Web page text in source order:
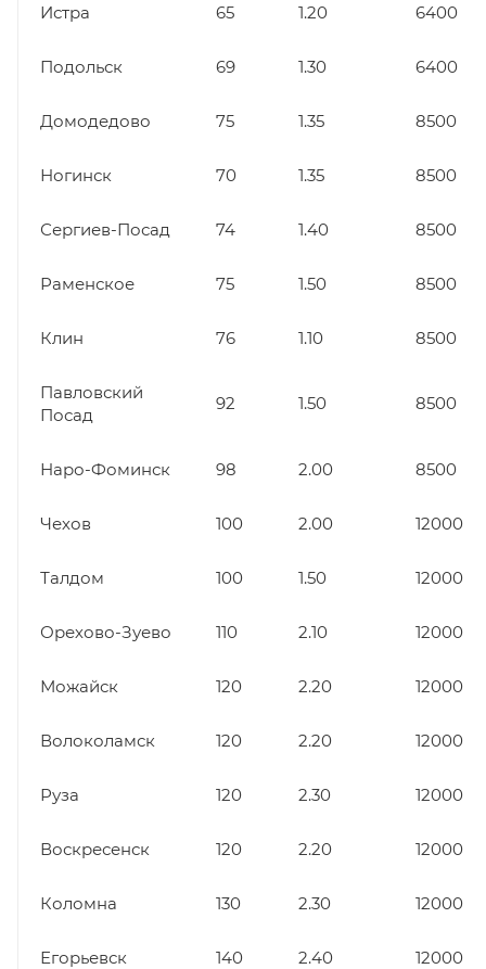
Истра 65 1.20 6400
Подольск 69 1.30 6400
Домодедово 75 1.35 8500
Ногинск 70 1.35 8500
Сергиев-Посад 74 1.40 8500
Раменское 75 1.50 8500
Клин 76 1.10 8500
Павловский
Посад
92 1.50 8500
Наро-Фоминск 98 2.00 8500
Чехов 100 2.00 12000
Талдом 100 1.50 12000
Орехово-Зуево 110 2.10 12000
Можайск 120 2.20 12000
Волоколамск 120 2.20 12000
Руза 120 2.30 12000
Воскресенск 120 2.20 12000
Коломна 130 2.30 12000
Егорьевск 140 2.40 12000